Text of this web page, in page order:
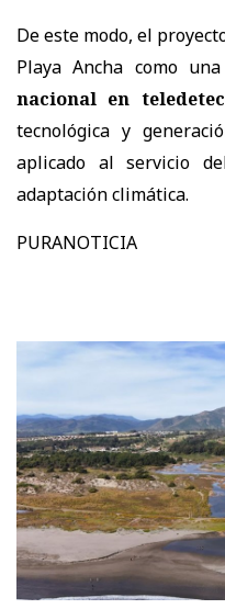
De este modo, el
Playa Ancha como una
nacional en
tecnológica y
aplicado al servicio
adaptación climática.
PURANOTICIA